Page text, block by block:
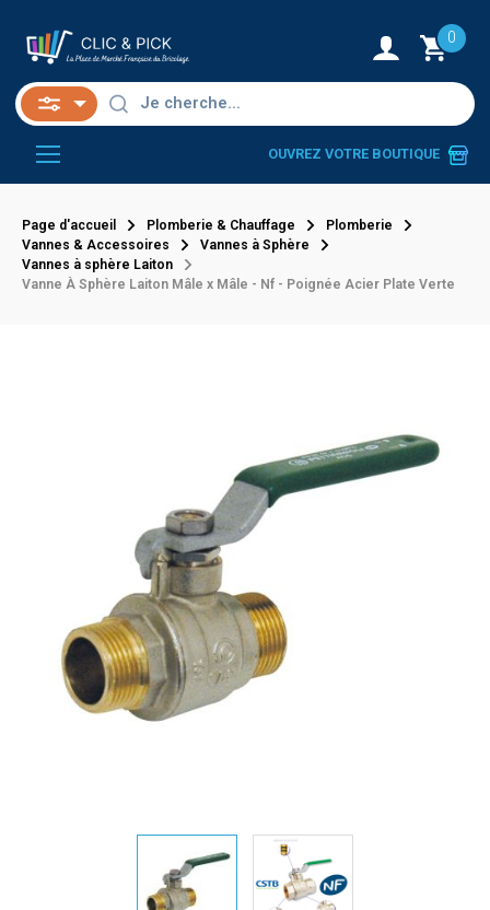
0
OUVREZ VOTRE BOUTIQUE
Page d'accueil Plomberie & Chauffage
Plomberie
Vannes & Accessoires
Vannes à Sphère
Vannes à sphère Laiton
Vanne À Sphère Laiton Mâle x Mâle - Nf - Poignée Acier Plate Verte